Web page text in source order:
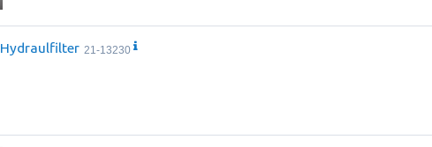
Hydraulfilter 21-13230